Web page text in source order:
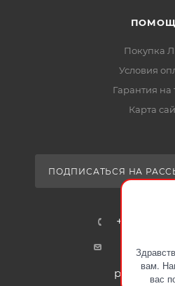
вам.
вас
Покупка
Условия
Гарантия на
Карта
ПОДПИСАТЬСЯ НА
+7-915-401-